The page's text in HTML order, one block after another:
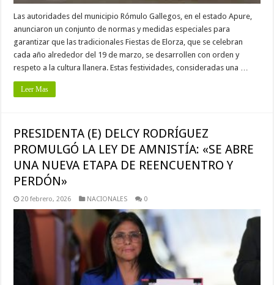
Las autoridades del municipio Rómulo Gallegos, en el estado Apure,
anunciaron un conjunto de normas y medidas especiales para
garantizar que las tradicionales Fiestas de Elorza, que se celebran
cada año alrededor del 19 de marzo, se desarrollen con orden y
respeto a la cultura llanera. Estas festividades, consideradas una …
Leer Mas
PRESIDENTA (E) DELCY RODRÍGUEZ
PROMULGÓ LA LEY DE AMNISTÍA: «SE ABRE
UNA NUEVA ETAPA DE REENCUENTRO Y
PERDÓN»
20 febrero, 2026 NACIONALES 0